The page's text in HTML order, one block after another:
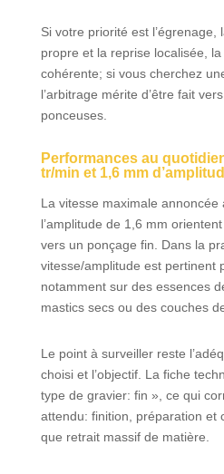
Si votre priorité est l’égrenage,
propre et la reprise localisée, la
cohérente; si vous cherchez
l’arbitrage mérite d’être fait
ponceuses.
Performances au
tr/min et 1,6 mm
La vitesse maximale annoncée
l’amplitude de 1,6 mm
vers un ponçage fin. Dans la
vitesse/amplitude est pertinent
notamment sur des essences
mastics secs ou des couches
Le point à surveiller reste
choisi et l’objectif. La fiche
type de gravier: fin », ce qui
attendu: finition, préparation et
que retrait massif de matière.